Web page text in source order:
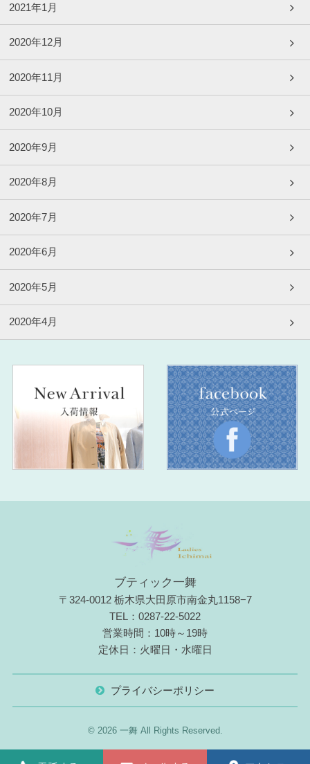
2021年1月
2020年12月
2020年11月
2020年10月
2020年9月
2020年8月
2020年7月
2020年6月
2020年5月
2020年4月
ブティック一舞
〒324-0012 栃木県大田原市南金丸1158−7
TEL：0287-22-5022
営業時間：10時～19時
定休日：火曜日・水曜日
プライバシーポリシー
© 2026 一舞 All Rights Reserved.